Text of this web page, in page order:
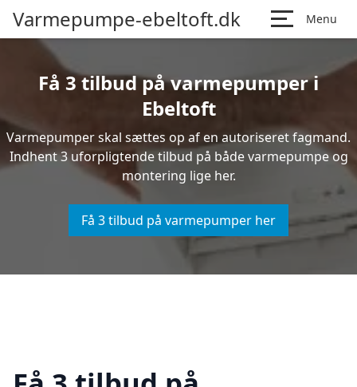
Varmepumpe-ebeltoft.dk Menu
Få 3 tilbud på varmepumper i
Ebeltoft
Varmepumper skal sættes op af en autoriseret fagmand.
Indhent 3 uforpligtende tilbud på både varmepumpe og
montering lige her.
Få 3 tilbud på varmepumper her